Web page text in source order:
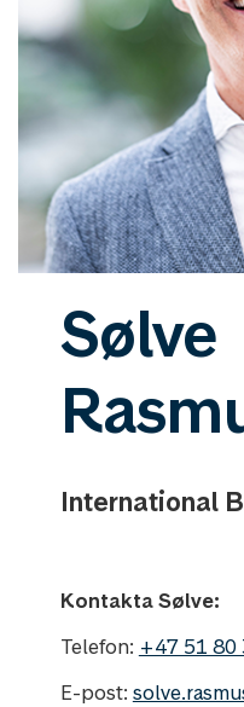
Sølve
International
Kontakta Sølve:
Telefon: +47 51 80
E-post: